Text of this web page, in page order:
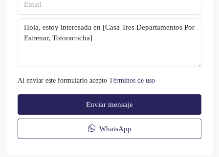
Al enviar este formulario acepto Términos de uso
Enviar mensaje
WhatsApp